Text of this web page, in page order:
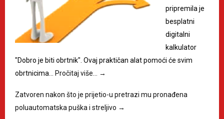
pripremila je
besplatni
digitalni
kalkulator
"Dobro je biti obrtnik". Ovaj praktičan alat pomoći će svim
obrtnicima…
Pročitaj više… →
Zatvoren nakon što je prijetio-u pretrazi mu pronađena
poluautomatska puška i streljivo →